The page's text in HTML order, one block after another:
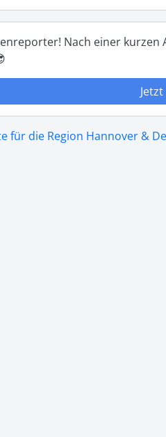
Nach einer
für die Region Hannover &